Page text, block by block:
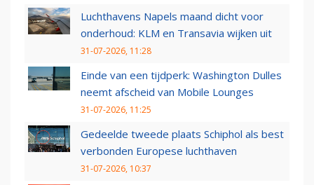
Luchthavens Napels maand dicht voor
onderhoud: KLM en Transavia wijken uit
31-07-2026, 11:28
Einde van een tijdperk: Washington Dulles
neemt afscheid van Mobile Lounges
31-07-2026, 11:25
Gedeelde tweede plaats Schiphol als best
verbonden Europese luchthaven
31-07-2026, 10:37